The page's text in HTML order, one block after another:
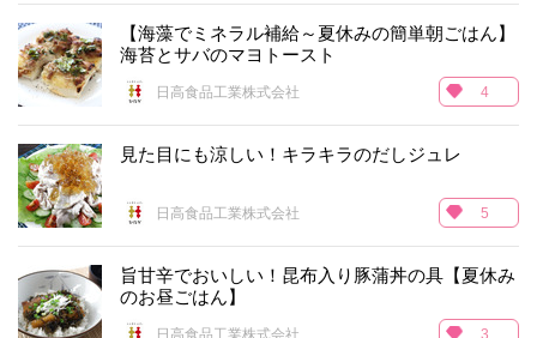
【海藻でミネラル補給～夏休みの簡単朝ごはん】
海苔とサバのマヨトースト
日高食品工業株式会社 4
見た目にも涼しい！キラキラのだしジュレ
日高食品工業株式会社 5
旨甘辛でおいしい！昆布入り豚蒲丼の具【夏休み
のお昼ごはん】
日高食品工業株式会社 3